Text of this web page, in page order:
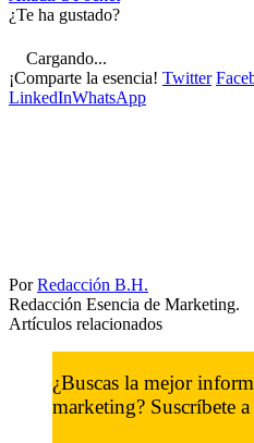
¿Te ha gustado?
Cargando...
¡Comparte la esencia! Twitter
LinkedInWhatsApp
PorRedacción B.H.
Redacción Esencia de Marketing.
Artículos relacionados
¿Buscas la mejor
marketing? Suscríbete a